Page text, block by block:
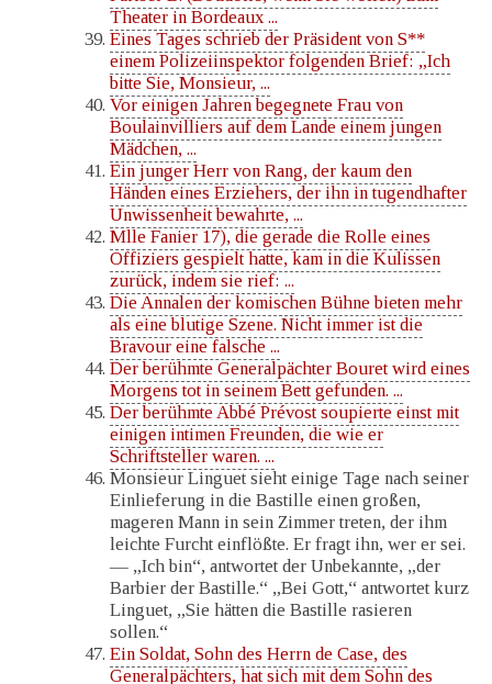
Theater in Bordeaux ...
Eines Tages schrieb der Präsident von S**
einem Polizeiinspektor folgenden Brief: „Ich
bitte Sie, Monsieur, ...
Vor einigen Jahren begegnete Frau von
Boulainvilliers auf dem Lande einem jungen
Mädchen, ...
Ein junger Herr von Rang, der kaum den
Händen eines Erziehers, der ihn in tugendhafter
Unwissenheit bewahrte, ...
Mlle Fanier 17), die gerade die Rolle eines
Offiziers gespielt hatte, kam in die Kulissen
zurück, indem sie rief: ...
Die Annalen der komischen Bühne bieten mehr
als eine blutige Szene. Nicht immer ist die
Bravour eine falsche ...
Der berühmte Generalpächter Bouret wird eines
Morgens tot in seinem Bett gefunden. ...
Der berühmte Abbé Prévost soupierte einst mit
einigen intimen Freunden, die wie er
Schriftsteller waren. ...
Monsieur Linguet sieht einige Tage nach seiner
Einlieferung in die Bastille einen großen,
mageren Mann in sein Zimmer treten, der ihm
leichte Furcht einflößte. Er fragt ihn, wer er sei.
— „Ich bin“, antwortet der Unbekannte, „der
Barbier der Bastille.“ „Bei Gott,“ antwortet kurz
Linguet, „Sie hätten die Bastille rasieren
sollen.“
Ein Soldat, Sohn des Herrn de Case, des
Generalpächters, hat sich mit dem Sohn des